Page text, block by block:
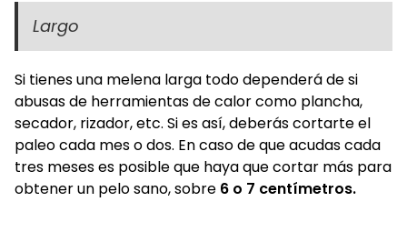
Largo
Si tienes una melena larga todo dependerá de si
abusas de herramientas de calor como plancha,
secador, rizador, etc. Si es así, deberás cortarte el
paleo cada mes o dos. En caso de que acudas cada
tres meses es posible que haya que cortar más para
obtener un pelo sano, sobre 6 o 7 centímetros.